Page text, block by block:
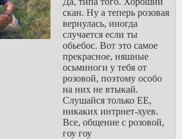
скан. Ну а теперь розовая
вернулась, иногда
случается если ты
обьебос. Вот это самое
прекрасное, няшные
осьминоги у тебя от
розовой, поэтому особо
на них не втыкай.
Слушайся только ЕЕ,
никаких интрнет-хуев.
Все, общение с розовой,
гоу гоу